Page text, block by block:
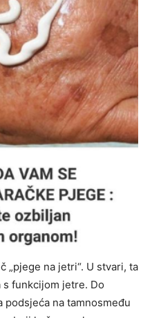
„pjege na jetri“. U stvari, ta
funkcijom jetre. Do
na tamnosmeđu